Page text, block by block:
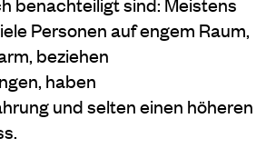
Personen auf engem Raum,
beziehen
haben
und selten einen höheren